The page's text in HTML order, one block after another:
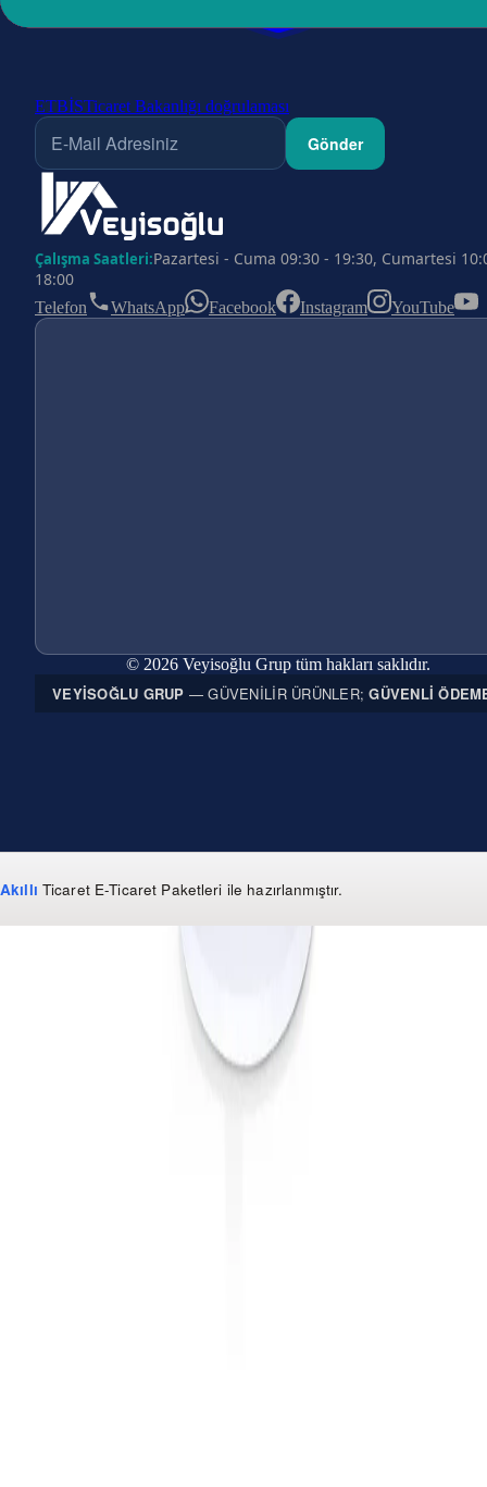
ETBİSTicaret Bakanlığı doğrulaması
Gönder
Çalışma Saatleri:Pazartesi - Cuma 09:30 - 19:30, Cumartesi
18:00
Telefon WhatsApp Facebook Instagram YouTube
© 2026 Veyisoğlu Grup tüm hakları saklıdır.
VEYISOĞLU GRUP — GÜVENILIR ÜRÜNLER;GÜVENLI
Akıllı Ticaret E-Ticaret Paketleri ile hazırlanmıştır.